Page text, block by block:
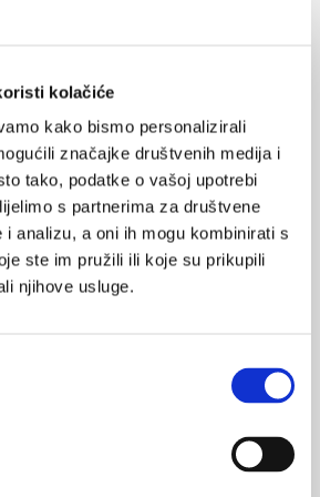
kolačiće
kako bismo personalizirali
značajke društvenih medija i
tako, podatke o vašoj upotrebi
s partnerima za društvene
i analizu, a oni ih mogu kombinirati s
ste im pružili ili koje su prikupili
njihove usluge.
nije potrebna prilagodba doze.
18 godina do sada još nisu istražena.
umjerenim oštećenjem funkcije bubrega
prilagodba doze.
samo za supkutanu primjenu. Ne
ili intramuskularnim putem.
ubrizgati u područja abdomena, bedra
Prije prvog korištenja potrebno je
radnika o načinu pripreme i